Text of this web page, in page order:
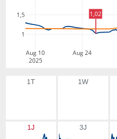
Aug 10
2025
Aug 24
1
1,5 1,02
1T 1W
1J 3J